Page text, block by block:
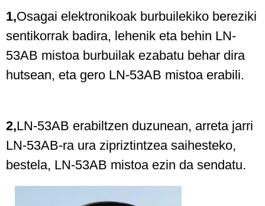
1,Osagai elektronikoak burbuilekiko bereziki
sentikorrak badira, lehenik eta behin LN-
53AB mistoa burbuilak ezabatu behar dira
hutsean, eta gero LN-53AB mistoa erabili.
2,LN-53AB erabiltzen duzunean, arreta jarri
LN-53AB-ra ura zipriztintzea saihesteko,
bestela, LN-53AB mistoa ezin da sendatu.